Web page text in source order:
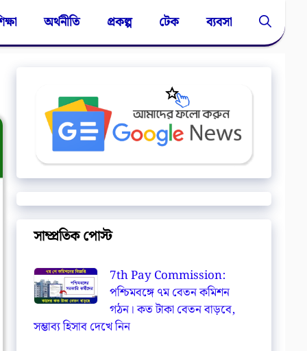
অর্থনীতি প্রকল্প টেক ব্যবসা
সাম্প্রতিক পোস্ট
7th Pay Commission:
পশ্চিমবঙ্গে ৭ম বেতন কমিশন
গঠন। কত টাকা বেতন বাড়বে,
সম্ভাব্য হিসাব দেখে নিন